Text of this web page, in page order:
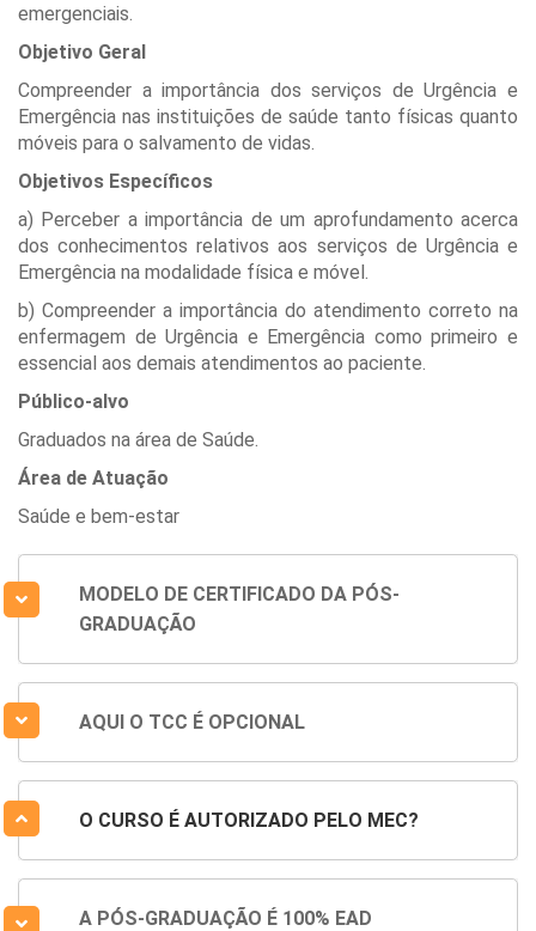
emergenciais.
Objetivo Geral
Compreender a importância dos serviços de Urgência e
Emergência nas instituições de saúde tanto físicas quanto
móveis para o salvamento de vidas.
Objetivos Específicos
a) Perceber a importância de um aprofundamento acerca
dos conhecimentos relativos aos serviços de Urgência e
Emergência na modalidade física e móvel.
b) Compreender a importância do atendimento correto na
enfermagem de Urgência e Emergência como primeiro e
essencial aos demais atendimentos ao paciente.
Público-alvo
Graduados na área de Saúde.
Área de Atuação
Saúde e bem-estar
MODELO DE CERTIFICADO DA PÓS-
GRADUAÇÃO
AQUI O TCC É OPCIONAL
O CURSO É AUTORIZADO PELO MEC?
A PÓS-GRADUAÇÃO É 100% EAD